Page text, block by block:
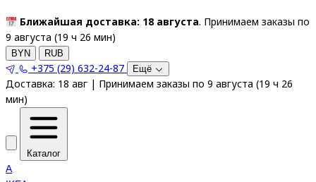
Ближайшая доставка: 18 августа. Принимаем заказы по
9 августа (19 ч 26 мин)
BYN RUB
+375 (29) 632-24-87 Ещё
Доставка: 18 авг | Принимаем заказы по 9 августа (19 ч 26
мин)
Каталог
A